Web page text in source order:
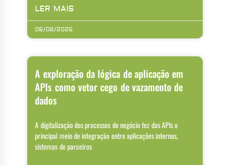
LER MAIS
06/08/2026
A exploração da lógica de aplicação em
APIs como vetor cego de vazamento de
dados
A digitalização dos processos de negócio fez das APIs o
principal meio de integração entre aplicações internas,
sistemas de parceiros